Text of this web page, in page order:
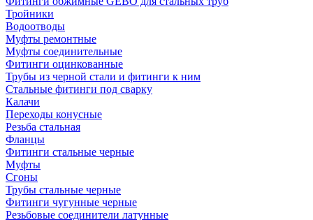
Тройники
Водоотводы
Муфты ремонтные
Муфты соединительные
Фитинги оцинкованные
Трубы из черной стали и фитинги к ним
Стальные фитинги под сварку
Калачи
Переходы конусные
Резьба стальная
Фланцы
Фитинги стальные черные
Муфты
Сгоны
Трубы стальные черные
Фитинги чугунные черные
Резьбовые соединители латунные